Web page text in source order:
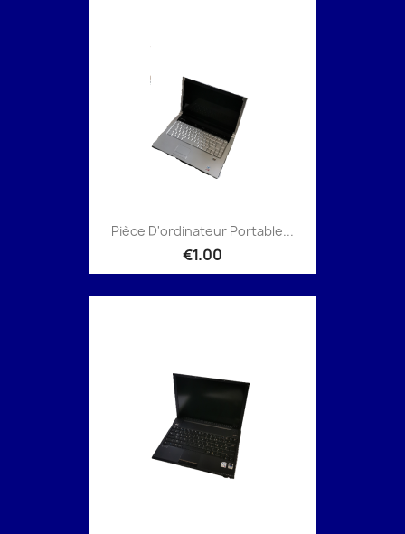
Pièce D'ordinateur Portable...
€1.00